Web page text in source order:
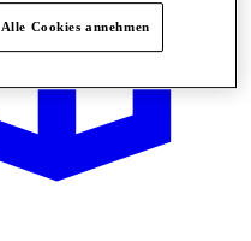
Alle Cookies annehmen